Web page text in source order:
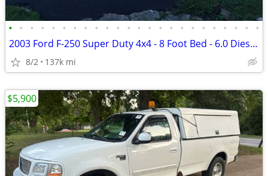
• • • • • • • • • • • • • • • • • • • • • • • •
2003 Ford F-250 Super Duty 4x4 - 8 Foot Bed - 6.0 Diesel Pickup Truck
8/2 137k mi
$5,900